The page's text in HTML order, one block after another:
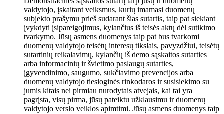
valdytojo, įskaitant veiksmus, kurių imamasi duomenų
subjekto prašymu prieš sudarant šias sutartis, taip pat siekiant
įvykdyti įsipareigojimus, kylančius iš teisės aktų dėl sutikimo
tvarkymo. Jūsų asmens duomenys taip pat bus tvarkomi
duomenų valdytojo teisėtų interesų tikslais, pavyzdžiui, teisėtų
sutartinių reikalavimų, kylančių iš demo sąskaitos sutarties
arba informacinių ir švietimo paslaugų sutarties,
įgyvendinimo, saugumo, sukčiavimo prevencijos arba
duomenų valdytojo tiesioginės rinkodaros ir susisiekimo su
jumis kitais nei pirmiau nurodytais atvejais, kai tai yra
pagrįsta, visų pirma, jūsų pateiktu užklausimu ir duomenų
valdytojo verslo veiklos apimtimi. Jūsų asmens duomenys taip